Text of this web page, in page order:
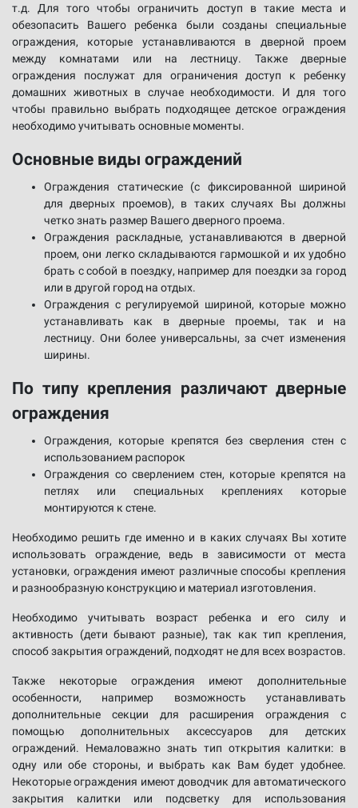
т.д. Для того чтобы ограничить доступ в такие места и
обезопасить Вашего ребенка были созданы специальные
ограждения, которые устанавливаются в дверной проем
между комнатами или на лестницу. Также дверные
ограждения послужат для ограничения доступ к ребенку
домашних животных в случае необходимости. И для того
чтобы правильно выбрать подходящее детское ограждения
необходимо учитывать основные моменты.
Основные виды ограждений
Ограждения статические (с фиксированной шириной
для дверных проемов), в таких случаях Вы должны
четко знать размер Вашего дверного проема.
Ограждения раскладные, устанавливаются в дверной
проем, они легко складываются гармошкой и их удобно
брать с собой в поездку, например для поездки за город
или в другой город на отдых.
Ограждения с регулируемой шириной, которые можно
устанавливать как в дверные проемы, так и на
лестницу. Они более универсальны, за счет изменения
ширины.
По типу крепления различают дверные
ограждения
Ограждения, которые крепятся без сверления стен с
использованием распорок
Ограждения со сверлением стен, которые крепятся на
петлях или специальных креплениях которые
монтируются к стене.
Необходимо решить где именно и в каких случаях Вы хотите
использовать ограждение, ведь в зависимости от места
установки, ограждения имеют различные способы крепления
и разнообразную конструкцию и материал изготовления.
Необходимо учитывать возраст ребенка и его силу и
активность (дети бывают разные), так как тип крепления,
способ закрытия ограждений, подходят не для всех возрастов.
Также некоторые ограждения имеют дополнительные
особенности, например возможность устанавливать
дополнительные секции для расширения ограждения с
помощью дополнительных аксессуаров для детских
ограждений. Немаловажно знать тип открытия калитки: в
одну или обе стороны, и выбрать как Вам будет удобнее.
Некоторые ограждения имеют доводчик для автоматического
закрытия калитки или подсветку для использования